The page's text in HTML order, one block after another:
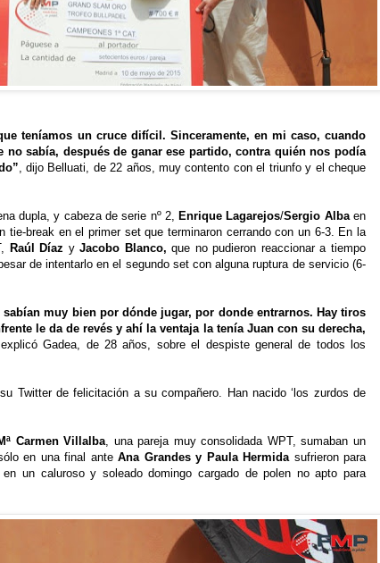
teníamos un cruce difícil. Sinceramente, en mi caso, cuando
no sabía, después de ganar ese partido, contra quién nos podía
” , dijo Belluati, de 22 años, muy contento con el triunfo y el cheque
dupla, y cabeza de serie nº 2,Enrique Lagarejos/Sergio Albaen
tie-break en el primer set que terminaron cerrando con un 6-3. En la
Raúl Díaz yJacobo Blanco,que no pudieron reaccionar a tiempo
de intentarlo en el segundo set con alguna ruptura de servicio (6-
sabían muy bien por dónde jugar, por donde entrarnos. Hay tiros
le da de revés y ahí la ventaja la tenía Juan con su derecha,
explicó Gadea, de 28 años, sobre el despiste general de todos los
Twitter de felicitación a su compañero. Han nacido‘los zurdos de
ª Carmen Villalba , una pareja muy consolidada WPT, sumaban un
ólo en una final ante Ana Grandes y Paula Hermida sufrieron para
un caluroso y soleado domingo cargado de polen no apto para